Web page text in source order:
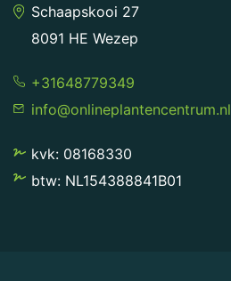
Schaapskooi 27
8091 HE Wezep
+31648779349
info@onlineplantencentrum.nl
kvk: 08168330
btw: NL154388841B01